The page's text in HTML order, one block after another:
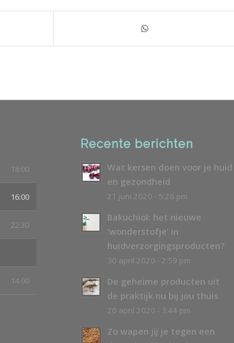
18:00
16:00
22:30
14:00
Recente berichten
Wat kersen doen voor je huid
en gezondheid
21 juni 2020 - 5:26 pm
Bakuchiol: het nieuwe
‘wonderstofje’ in
huidverzorgingsproducten?
30 april 2020 - 2:59 pm
De geheime producten uit
de praktijk nu bij jou thuis
20 april 2020 - 3:44 pm
Zo wapen jij je tegen een